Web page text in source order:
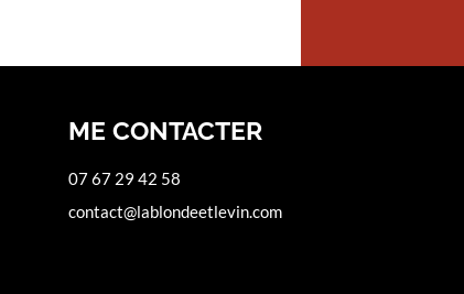
ME CONTACTER
07 67 29 42 58
contact@lablondeetlevin.com